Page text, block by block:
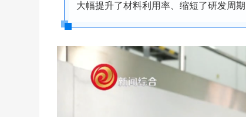
大幅提升了材料利用率、缩短了研发周期